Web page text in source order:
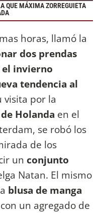
QUE MÁXIMA ZORREGUIETA
horas, llamó la
dos prendas
invierno
tendencia al
visita por la
Holanda en el
se robó los
de los
un conjunto
Natan. El mismo
blusa de manga
un agregado de